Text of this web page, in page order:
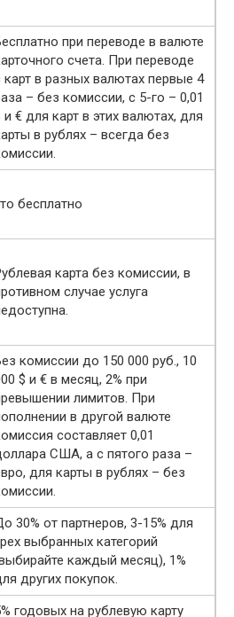
при переводе в валюте
счета. При переводе
карт в разных валютах первые 4
– без комиссии, с 5-го – 0,01
и € для карт в этих валютах, для
в рублях – всегда без
бесплатно
карта без комиссии, в
случае услуга
комиссии до 150 000 руб., 10
$ и € в месяц, 2% при
лимитов. При
в другой валюте
составляет 0,01
США, а с пятого раза –
для карты в рублях – без
30% от партнеров, 3-15% для
выбранных категорий
каждый месяц), 1%
других покупок.
годовых на рублевую карту